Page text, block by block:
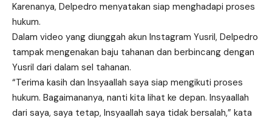
Karenanya, Delpedro menyatakan siap menghadapi proses
hukum.
Dalam video yang diunggah akun Instagram Yusril, Delpedro
tampak mengenakan baju tahanan dan berbincang dengan
Yusril dari dalam sel tahanan.
“Terima kasih dan Insyaallah saya siap mengikuti proses
hukum. Bagaimananya, nanti kita lihat ke depan. Insyaallah
dari saya, saya tetap, Insyaallah saya tidak bersalah,” kata